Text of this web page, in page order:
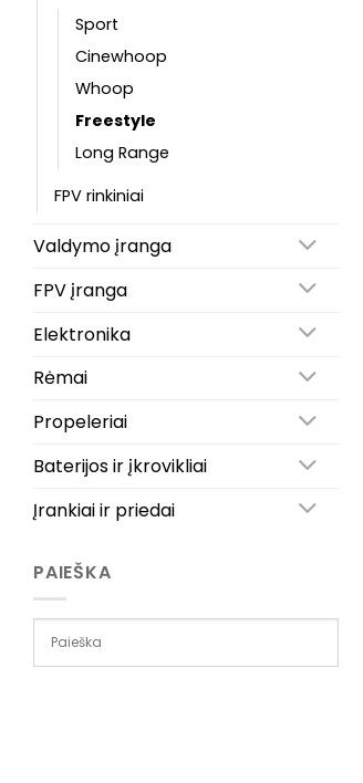
Sport
Cinewhoop
Whoop
Freestyle
Long Range
FPV rinkiniai
Valdymo įranga
FPV įranga
Elektronika
Rėmai
Propeleriai
Baterijos ir įkrovikliai
Įrankiai ir priedai
PAIEŠKA